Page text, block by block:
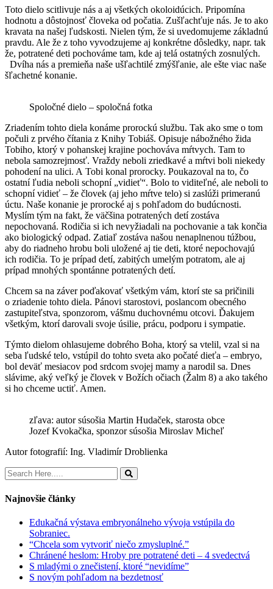
Toto dielo scitlivuje nás a aj všetkých okoloidúcich. Pripomína
hodnotu a dôstojnosť človeka od počatia. Zušľachťuje nás. Je to ako
kravata na našej ľudskosti. Nielen tým, že si uvedomujeme základnú
pravdu. Ale že z toho vyvodzujeme aj konkrétne dôsledky, napr. tak
že, potratené deti pochováme tam, kde aj telá ostatných zosnulých.
Dvíha nás a premieňa naše ušľachtilé zmýšľanie, ale ešte viac naše
šľachetné konanie.
Spoločné dielo – spoločná fotka
Zriadením tohto diela konáme prorockú službu. Tak ako sme o tom
počuli z prvého čítania z Knihy Tobiáš. Opisuje nábožného žida
Tobiho, ktorý v pohanskej krajine pochováva mŕtvych. Tam to
nebola samozrejmosť. Vraždy neboli zriedkavé a mŕtvi boli niekedy
pohodení na ulici. A Tobi konal prorocky. Poukazoval na to, čo
ostatní ľudia neboli schopní „vidieť“. Bolo to viditeľné, ale neboli to
schopní vidieť – že človek (aj jeho mŕtve telo) si zaslúži primeranú
úctu. Naše konanie je prorocké aj s pohľadom do budúcnosti.
Myslím tým na fakt, že väčšina potratených detí zostáva
nepochovaná. Rodičia si ich nevyžiadali na pochovanie a tak končia
ako biologický odpad. Zatiaľ zostáva našou nenaplnenou túžbou,
aby do riadneho hrobu boli uložené aj tie deti, ktoré nepochovajú
ich rodičia. To je prípad detí, zabitých umelým potratom, ale aj
prípad mnohých spontánne potratených detí.
Chcem sa na záver poďakovať všetkým vám, ktorí ste sa pričinili
o zriadenie tohto diela. Pánovi starostovi, poslancom obecného
zastupiteľstva, sponzorom, vášmu duchovnému otcovi. Ďakujem
všetkým, ktorí darovali svoje úsilie, prácu, podporu i sympatie.
Týmto dielom ohlasujeme dobrého Boha, ktorý sa vtelil, vzal si na
seba ľudské telo, vstúpil do tohto sveta ako počaté dieťa – embryo,
bol deväť mesiacov pod srdcom svojej mamy a narodil sa. Dnes
slávime, aký veľký je človek v Božích očiach (Žalm 8) a ako takého
si ho chceme uctiť. Amen.
zľava: autor súsošia Martin Hudaček, starosta obce
Jozef Kvokačka, sponzor súsošia Miroslav Micheľ
Autor fotografií: Ing. Vladimír Droblienka
Najnovšie články
Edukačná výstava embryonálneho vývoja vstúpila do
Sobraniec.
“Chcela som vytvoriť niečo zmysluplné.”
Chránené heslom: Hroby pre potratené deti – 4 svedectvá
S mladými o znečistení, ktoré “nevidíme”
S novým pohľadom na bezdetnosť